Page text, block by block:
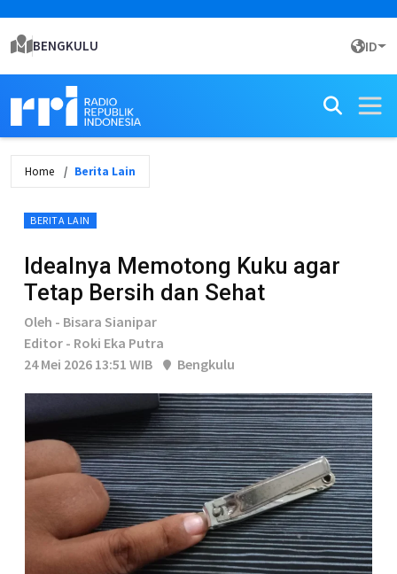
BENGKULU ID
Home Berita Lain
BERITA LAIN
Idealnya Memotong Kuku agar
Tetap Bersih dan Sehat
Oleh - Bisara Sianipar
Editor - Roki Eka Putra
24 Mei 2026 13:51 WIB
Bengkulu